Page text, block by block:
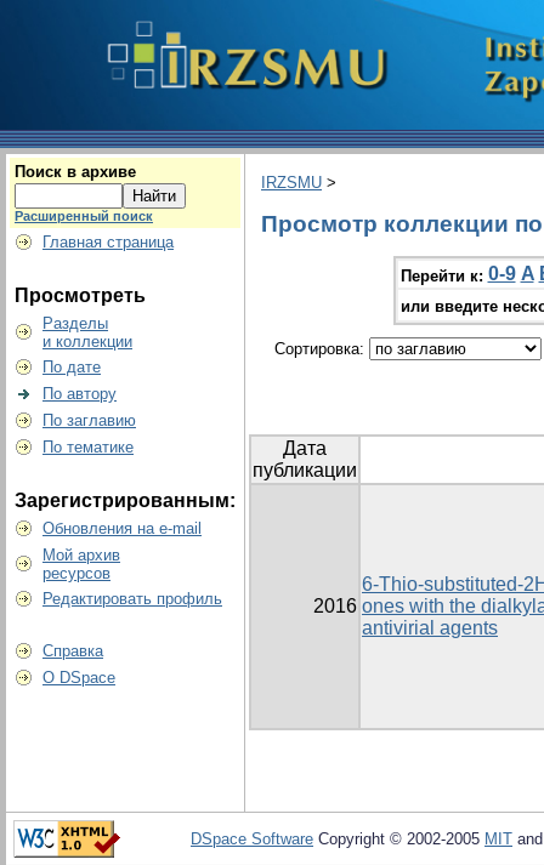
Поиск в архиве
Расширенный поиск
Главная страница
Просмотреть
Разделы
и коллекции
По дате
По автору
По заглавию
По тематике
Зарегистрированным:
Обновления на e-mail
Мой архив
ресурсов
Редактировать профиль
Справка
О DSpace
IRZSMU >
Просмотр коллекции
Перейти к: 0-9 A
или введите
Сортировка:
Дата
публикации
2016
6-Thio-substituted-
ones with the
antivirial agents
DSpace Software Copyright © 2002-2005 MIT